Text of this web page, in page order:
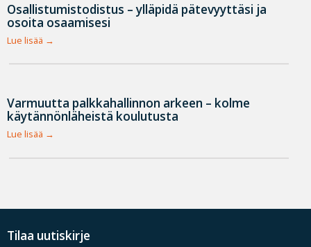
Osallistumistodistus – ylläpidä pätevyyttäsi ja
osoita osaamisesi
Lue lisää
Varmuutta palkkahallinnon arkeen – kolme
käytännönläheistä koulutusta
Lue lisää
Tilaa uutiskirje